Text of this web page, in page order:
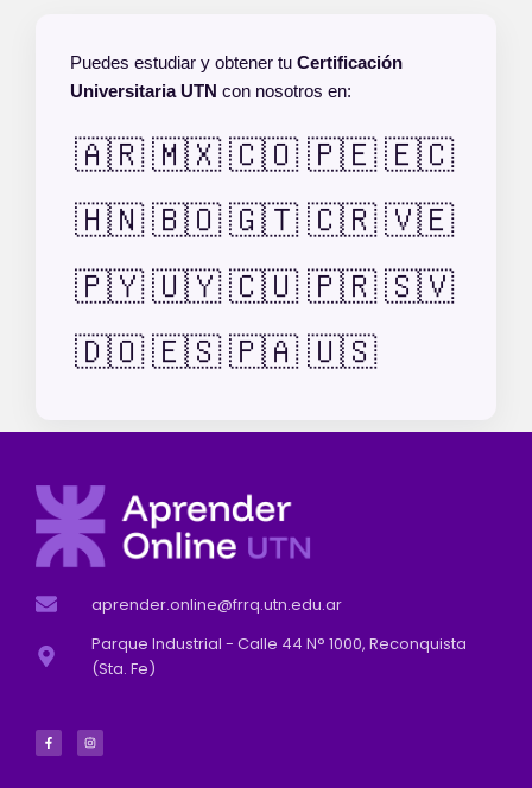
Puedes estudiar y obtener tuCertificación
Universitaria UTN con nosotros en:
🇦🇷 🇲🇽 🇨🇴 🇵🇪 🇪🇨
🇭🇳 🇧🇴 🇬🇹 🇨🇷 🇻🇪
🇵🇾 🇺🇾 🇨🇺 🇵🇷 🇸🇻
🇩🇴 🇪🇸 🇵🇦 🇺🇸
aprender.online@frrq.utn.edu.ar
Parque Industrial - Calle 44 N° 1000, Reconquista
(Sta. Fe)
c
e
b
s
t
a